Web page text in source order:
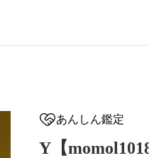
あんしん鑑定
Y【